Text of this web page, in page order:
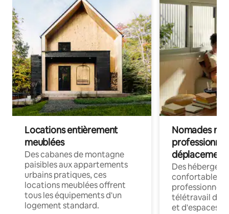
Locations entièrement
meublées
Des cabanes de montagne
paisibles aux appartements
urbains pratiques, ces
locations meublées offrent
tous les équipements d'un
logement standard.
Nomades
déplacement
Des
confortables
professionnels
télétravail
et d'espaces